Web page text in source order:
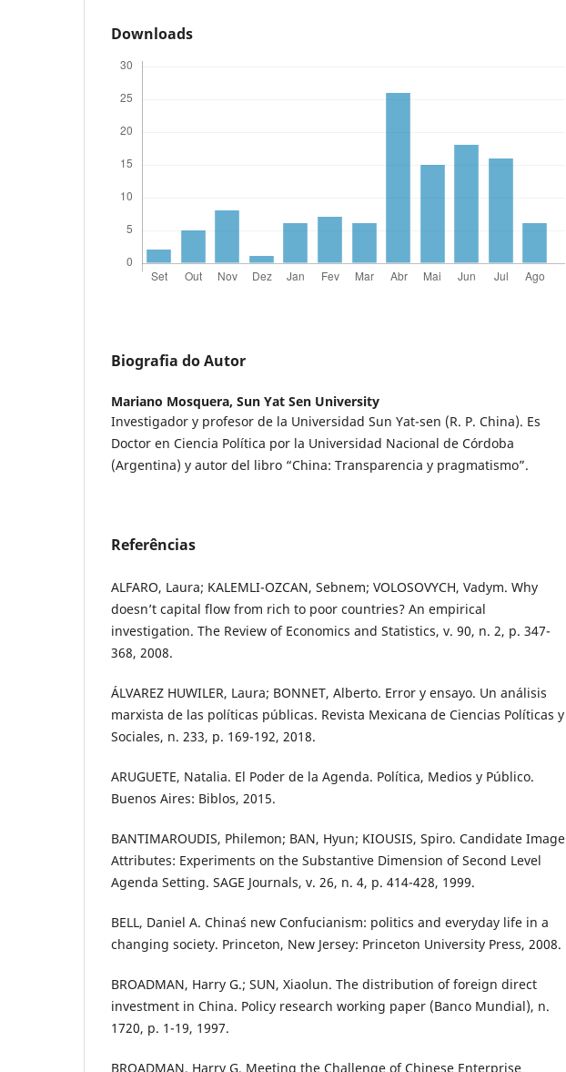
Downloads
Biografia do Autor
Mariano Mosquera, Sun Yat Sen University
Investigador y profesor de la Universidad Sun Yat-sen (R. P. China). Es
Doctor en Ciencia Política por la Universidad Nacional de Córdoba
(Argentina) y autor del libro “China: Transparencia y pragmatismo”.
Referências
ALFARO, Laura; KALEMLI-OZCAN, Sebnem; VOLOSOVYCH, Vadym. Why
doesn’t capital flow from rich to poor countries? An empirical
investigation. The Review of Economics and Statistics, v. 90, n. 2, p. 347-
368, 2008.
ÁLVAREZ HUWILER, Laura; BONNET, Alberto. Error y ensayo. Un análisis
marxista de las políticas públicas. Revista Mexicana de Ciencias Políticas y
Sociales, n. 233, p. 169-192, 2018.
ARUGUETE, Natalia. El Poder de la Agenda. Política, Medios y Público.
Buenos Aires: Biblos, 2015.
BANTIMAROUDIS, Philemon; BAN, Hyun; KIOUSIS, Spiro. Candidate Image
Attributes: Experiments on the Substantive Dimension of Second Level
Agenda Setting. SAGE Journals, v. 26, n. 4, p. 414-428, 1999.
BELL, Daniel A. China´s new Confucianism: politics and everyday life in a
changing society. Princeton, New Jersey: Princeton University Press, 2008.
BROADMAN, Harry G.; SUN, Xiaolun. The distribution of foreign direct
investment in China. Policy research working paper (Banco Mundial), n.
1720, p. 1-19, 1997.
BROADMAN, Harry G. Meeting the Challenge of Chinese Enterprise